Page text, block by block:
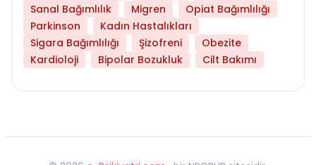
Sanal Bağımlılık
Migren
Opiat Bağımlılığı
Parkinson
Kadın Hastalıkları
Sigara Bağımlılığı
Şizofreni
Obezite
Kardioloji
Bipolar Bozukluk Cilt Bakımı